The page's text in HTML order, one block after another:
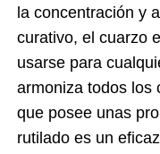
la concentración y
curativo, el cuarzo
usarse para
armoniza todos los
que posee unas
rutilado es un